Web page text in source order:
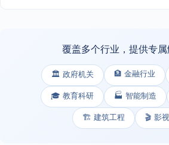
覆盖多个行业，提供专
🏛️ 政府机关 🏦 金融行业
🎓 教育科研 🏭 智能制造
🏗️ 建筑工程 🎬 影